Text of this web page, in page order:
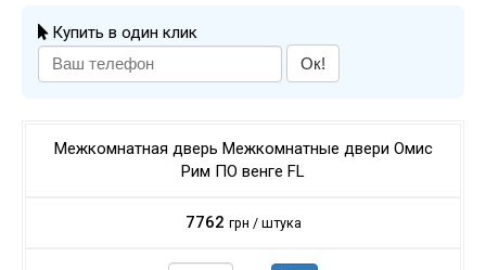
Купить в один клик
Ок!
Межкомнатная дверь Межкомнатные двери Омис
Рим ПО венге FL
7762 грн / штука